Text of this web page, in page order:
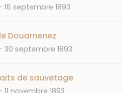
DATE
16 septembre 1893
Douarnenez
DATE
30 septembre 1893
de sauvetage
DATE
11 novembre 1893